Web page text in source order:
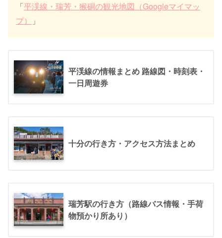
「平渓線・瑞芳・猴硐の観光地図（Googleマイマッ
プ）
」
平渓線の情報まとめ 路線図・時刻表・
一日周遊券
十分の行き方・アクセス方法まとめ
瑞芳駅の行き方（路線バス情報・手荷
物預かり所あり）